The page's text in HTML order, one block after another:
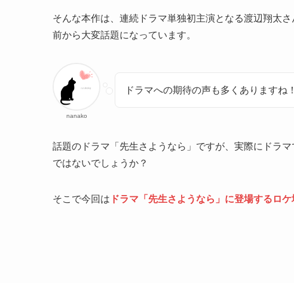
そんな本作は、連続ドラマ単独初主演となる渡辺翔太
前から大変話題になっています。
nanako
ドラマへの期待の声も多くありますね！
話題のドラマ「先生さようなら」ですが、実際にドラ
ではないでしょうか？
そこで今回は ドラマ「先生さようなら」に登場するロ